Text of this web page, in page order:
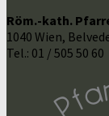
Röm.-kath.
1040 Wien,
Tel.: 01 / 505 50 60